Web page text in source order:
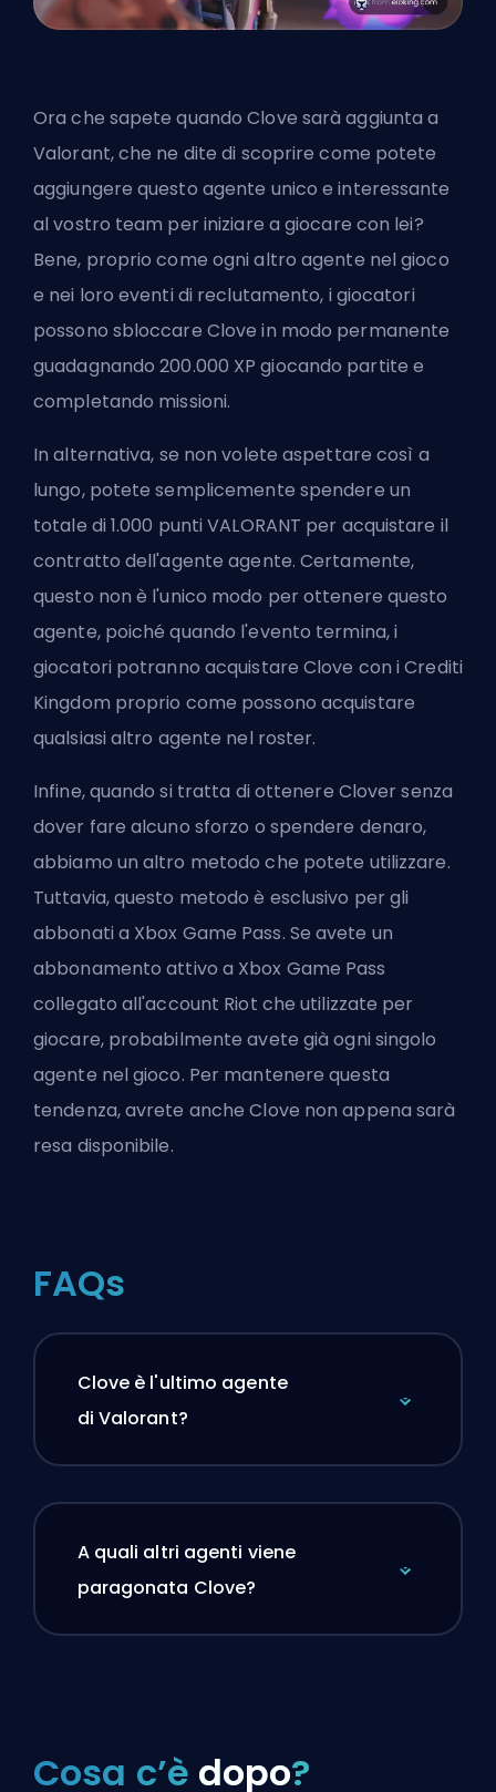
Ora che sapete quando Clove sarà aggiunta a
Valorant, che ne dite di scoprire come potete
aggiungere questo agente unico e interessante
al vostro team per iniziare a giocare con lei?
Bene, proprio come ogni altro agente nel gioco
e nei loro eventi di reclutamento, i giocatori
possono sbloccare Clove in modo permanente
guadagnando 200.000 XP giocando partite e
completando missioni.
In alternativa, se non volete aspettare così a
lungo, potete semplicemente spendere un
totale di 1.000 punti VALORANT per acquistare il
contratto dell'agenteagente. Certamente,
questo non è l'unico modo per ottenere questo
agente, poiché quando l'evento termina, i
giocatori potranno acquistare Clove con i Crediti
Kingdom proprio come possono acquistare
qualsiasi altro agente nel roster.
Infine, quando si tratta di ottenere Clover senza
dover fare alcuno sforzo o spendere denaro,
abbiamo un altro metodo che potete utilizzare.
Tuttavia, questo metodo è esclusivo per gli
abbonati a Xbox Game Pass. Se avete un
abbonamento attivo a Xbox Game Pass
collegato all'account Riot che utilizzate per
giocare, probabilmente avete già ogni singolo
agente nel gioco. Per mantenere questa
tendenza, avrete anche Clove non appena sarà
resa disponibile.
FAQs
Clove è l'ultimo agente
di Valorant?
A quali altri agenti viene
paragonata Clove?
Cosa c’è dopo?